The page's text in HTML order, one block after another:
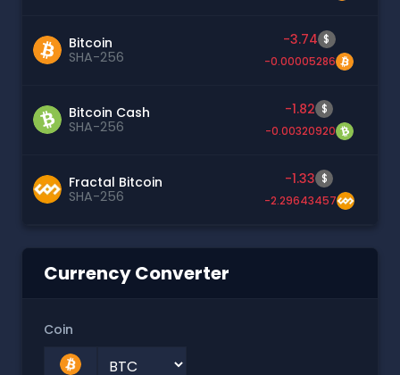
Bitcoin
SHA-256
-3.74 $
-0.00005286
Bitcoin Cash
SHA-256
-1.82 $
-0.00320920
Fractal Bitcoin
SHA-256
-1.33 $
-2.29643457
Currency Converter
Coin